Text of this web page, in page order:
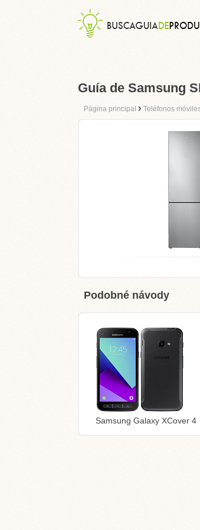
Guía de Samsung
Página principal › Teléfonos
Podobné návody
Samsung Galaxy XCover 4